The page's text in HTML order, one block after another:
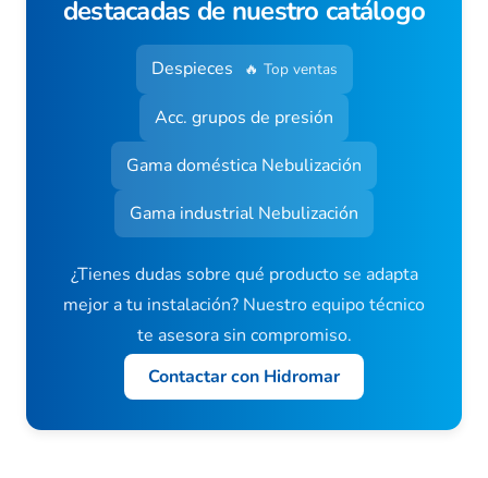
destacadas de nuestro catálogo
Despieces 🔥 Top ventas
Acc. grupos de presión
Gama doméstica Nebulización
Gama industrial Nebulización
¿Tienes dudas sobre qué producto se adapta
mejor a tu instalación? Nuestro equipo técnico
te asesora sin compromiso.
Contactar con Hidromar